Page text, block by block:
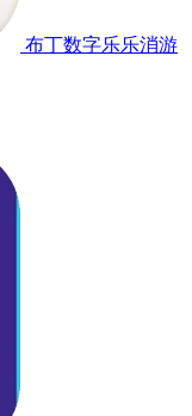
布丁数字乐乐消游